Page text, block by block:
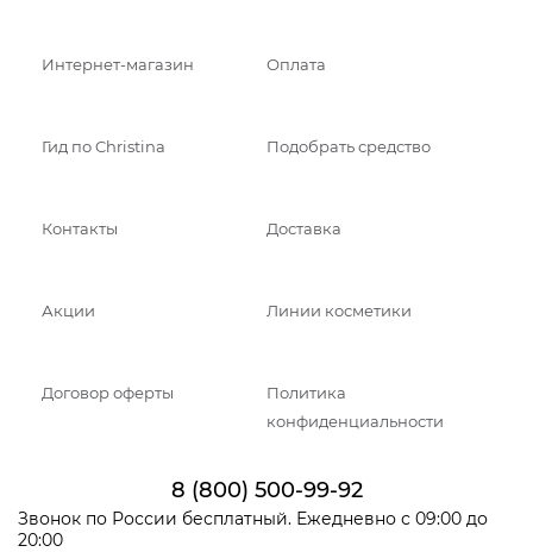
Интернет-магазин Оплата
Гид по Christina Подобрать средство
Контакты Доставка
Акции Линии косметики
Договор оферты
Политика
конфиденциальности
8 (800) 500-99-92
Звонок по России бесплатный. Ежедневно с 09:00 до
20:00